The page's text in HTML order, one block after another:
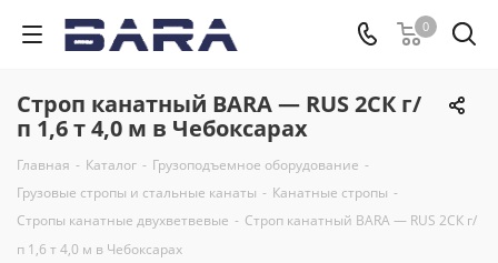
0
Строп канатный BARA — RUS 2СК г/
п 1,6 т 4,0 м в Чебоксарах
Главная - Каталог - Грузоподъемное оборудование -
Грузовые стропы и стальные канаты - Канатные стропы -
Стропы канатные двухветвевые - Строп канатный BARA — RUS 2СК г/
п 1,6 т 4,0 м в Чебоксарах